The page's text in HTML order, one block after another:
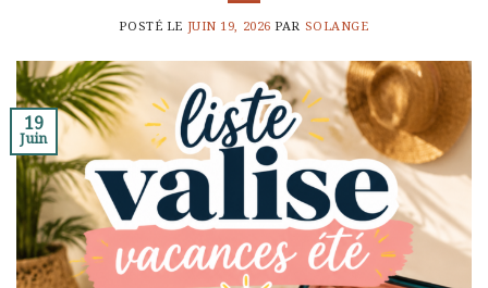
POSTÉ LE JUIN 19, 2026 PAR SOLANGE
19
Juin